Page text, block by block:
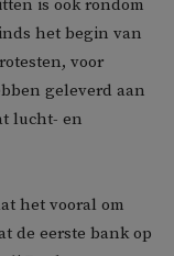
is ook rondom
het begin van
voor
geleverd aan
lucht- en
het vooral om
de eerste bank op